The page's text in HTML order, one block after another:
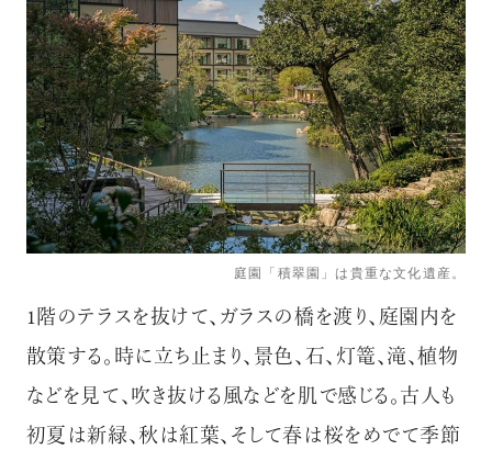
庭園「積翠園」は貴重な文化遺産。
1階のテラスを抜けて、ガラスの橋を渡り、庭園内を
散策する。時に立ち止まり、景色、石、灯篭、滝、植物
などを見て、吹き抜ける風などを肌で感じる。古人も
初夏は新緑、秋は紅葉、そして春は桜をめでて季節